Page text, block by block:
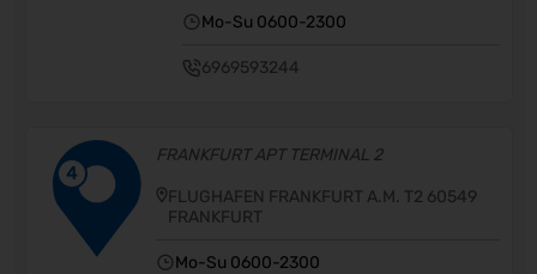
Mo-Su 0600-2300
6969593244
4
FRANKFURT APT TERMINAL 2
FLUGHAFEN FRANKFURT A.M. T2 60549
FRANKFURT
Mo-Su 0600-2300